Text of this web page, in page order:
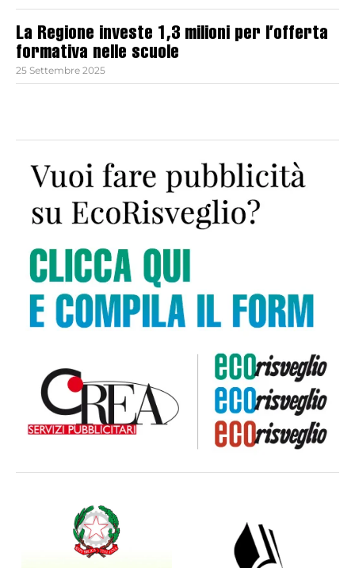
La Regione investe 1,3 milioni per l’offerta
formativa nelle scuole
25 Settembre 2025